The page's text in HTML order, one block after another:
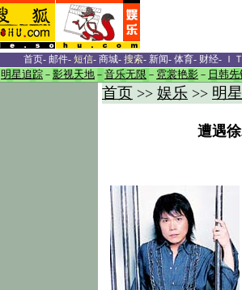
首页- 邮件- 短信- 商城- 搜索- 新闻- 体育- 财经- Ｉ
明星追踪 － 影视天地 － 音乐无限 － 霓裳艳影 － 日韩先
首页 >> 娱乐 >> 明
遭遇